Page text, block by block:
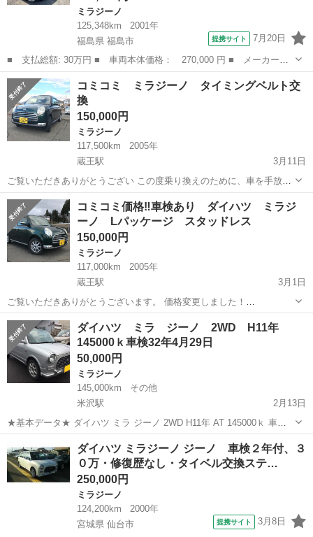
ミラジーノ
125,348km
2001年
福島県 福島市
提携サイト 7月20日
■ 支払総額: 30万円 ■ 車両本体価格： 270,000 円 ■ メーカー
名： ダイハツ ■ 車種名： ミラジーノ ■ グレード名： ミニラ
イトスペシャル メモリアルエディション 車検付 バックカメラ
ナビ ＴＶ キー...
福島 福島市 ミラジーノ
コミコミ ミラジーノ タイミングベルト交
換
150,000円
ミラジーノ
117,500km
2005年
蔵王駅
3月11日
ご覧いただきありがとうござい この度乗り換えのために、車を手放す
ことにしました。 車検あり、リサイクル券代コミコミでの価格です！
古い車ですが可愛らしく人気な車種です！ 経年劣化等による傷凹みは
ありますが走りは問題あり...
山形 山形市 ミラジーノ タイミングベルト
コミコミ価格‼︎車検あり ダイハツ ミラジ
ーノ Lパッケージ スタッドレス
150,000円
ミラジーノ
117,000km
2005年
蔵王駅
3月1日
ご覧いただきありがとうございます。 価格変更しました！
170000⇨150000 この度乗り換えのために、車を手放すことにしまし
た。 車検あり、リサイクル券代コミコミでの価格です！ 古い車ですが
可愛らしく人気な車種で...
山形 山形市 蔵王駅
ダイハツ ミラ ジーノ 2WD H11年
145000ｋ車検32年4月29日
50,000円
ミラジーノ
145,000km
その他
米沢駅
2月13日
★基本データ★ ダイハツ ミラ ジーノ 2WD H11年 AT 145000ｋ 車検
32年4月29日 希少車 探していた方にどうぞ 現在冬タイヤ。夏タイヤ搭
載です。タイベル交換済みで安心です。 ★外装★ 外装は綺麗...
米沢駅
ダイハツ ミラジーノ ジーノ 車検２年付、３
０万・修復歴なし・タイベル交換ステ…
250,000円
ミラジーノ
124,200km
2000年
宮城県 仙台市
提携サイト 3月8日